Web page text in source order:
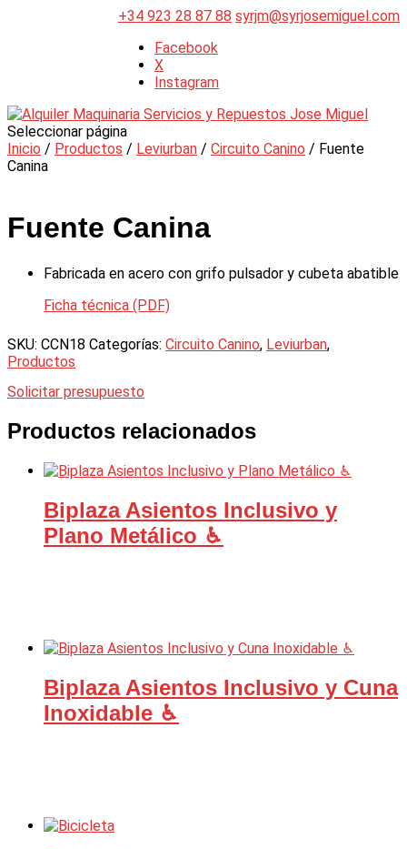
+34 923 28 87 88 syrjm@syrjosemiguel.com
Facebook
X
Instagram
Seleccionar página
Inicio / Productos / Leviurban / Circuito Canino / Fuente
Canina
Fuente Canina
Fabricada en acero con grifo pulsador y cubeta abatible
Ficha técnica (PDF)
SKU: CCN18 Categorías: Circuito Canino, Leviurban,
Productos
Solicitar presupuesto
Productos relacionados
Biplaza Asientos Inclusivo y
Plano Metálico ♿︎
Biplaza Asientos Inclusivo y Cuna
Inoxidable ♿︎